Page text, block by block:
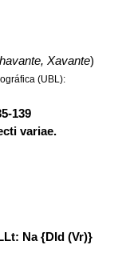
Xavante)
(UBL):
139
variae.
LLt: Na {DId (Vr)}